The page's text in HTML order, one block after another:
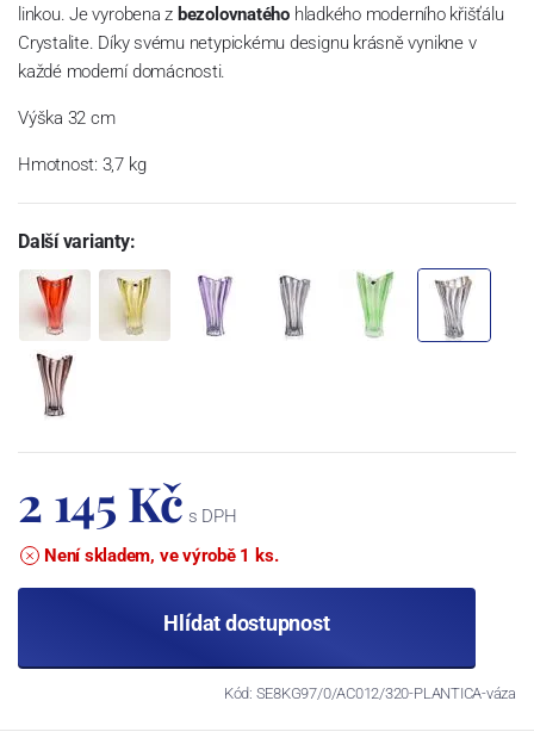
linkou. Je vyrobena z bezolovnatéhohladkého moderního křišťálu
Crystalite. Díky svému netypickému designu krásně vynikne v
každé moderní domácnosti.
Výška 32 cm
Hmotnost: 3,7 kg
Další varianty:
2 145 Kč s DPH
Není skladem, ve výrobě 1 ks.
Hlídat dostupnost
Kód: SE8KG97/0/AC012/320-PLANTICA-váza